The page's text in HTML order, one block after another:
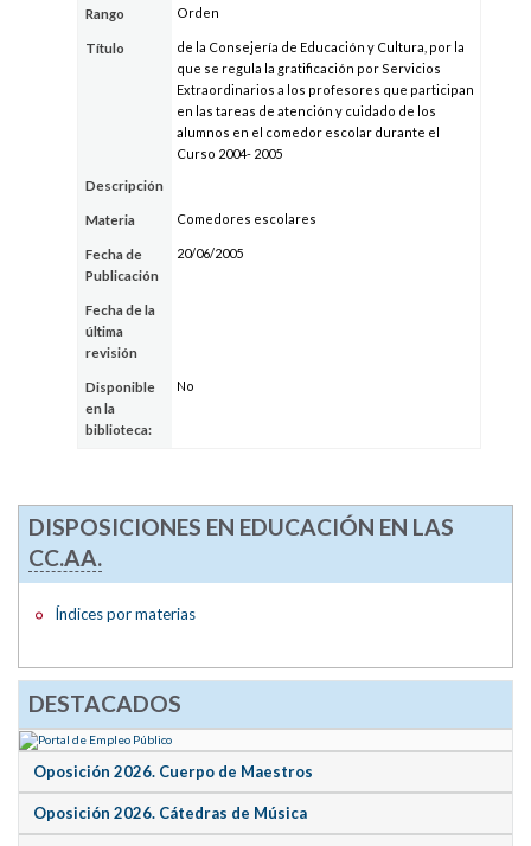
Rango Orden
Título
de la Consejería de Educación y Cultura, por la
que se regula la gratificación por Servicios
Extraordinarios a los profesores que participan
en las tareas de atención y cuidado de los
alumnos en el comedor escolar durante el
Curso 2004- 2005
Descripción
Materia Comedores escolares
Fecha de
Publicación
20/06/2005
Fecha de la
última
revisión
Disponible
en la
biblioteca:
No
DISPOSICIONES EN EDUCACIÓN EN LAS
CC.AA.
Índices por materias
DESTACADOS
Oposición 2026. Cuerpo de Maestros
Oposición 2026. Cátedras de Música